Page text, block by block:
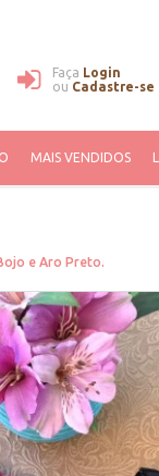
Faça Login
ou Cadastre-se
MAIS VENDIDOS
e Aro Preto.